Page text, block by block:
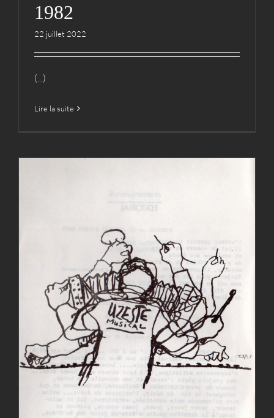
1982
22 juillet 2022
(...)
Lire la suite
Vive ! Uzeste Musical 1985
Actualités Archives Cie Hestejada Lettre d'info Médias
Photos